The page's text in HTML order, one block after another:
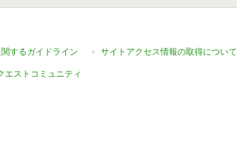
するガイドライン サイトアクセス情報の取得について
エストコミュニティ